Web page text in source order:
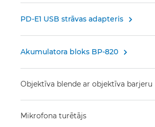
PD-E1 USB strāvas adapteris 
Akumulatora bloks BP-820 
Objektīva blende ar objektīva barjeru
Mikrofona turētājs